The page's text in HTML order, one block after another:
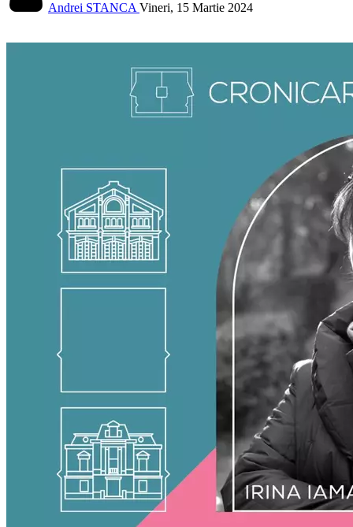
Andrei STANCA Vineri, 15 Martie 2024